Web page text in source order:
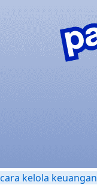
cara kelola keuangan